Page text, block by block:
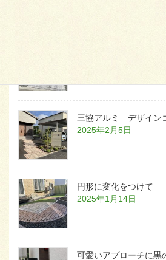
三協アルミ デザイン
2025年2月5日
円形に変化をつけて
2025年1月14日
可愛いアプローチに黒